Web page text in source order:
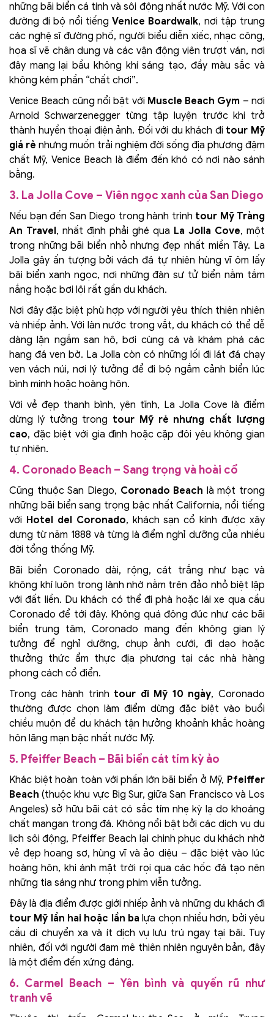
những bãi biển cá tính và sôi động nhất nước Mỹ. Với con
đường đi bộ nổi tiếngVenice Boardwalk, nơi tập trung
các nghệ sĩ đường phố, người biểu diễn xiếc, nhạc công,
họa sĩ vẽ chân dung và các vận động viên trượt ván, nơi
đây mang lại bầu không khí sáng tạo, đầy màu sắc và
không kém phần “chất chơi”.
Venice Beach cũng nổi bật với Muscle Beach Gym – nơi
Arnold Schwarzenegger từng tập luyện trước khi trở
thành huyền thoại điện ảnh. Đối với du khách đi tour Mỹ
giá rẻ nhưng muốn trải nghiệm đời sống địa phương đậm
chất Mỹ, Venice Beach là điểm đến khó có nơi nào sánh
bằng.
3. La Jolla Cove – Viên ngọc xanh của San Diego
Nếu bạn đến San Diego trong hành trình tour Mỹ Tràng
An Travel, nhất định phải ghé qua La Jolla Cove, một
trong những bãi biển nhỏ nhưng đẹp nhất miền Tây. La
Jolla gây ấn tượng bởi vách đá tự nhiên hùng vĩ ôm lấy
bãi biển xanh ngọc, nơi những đàn sư tử biển nằm tắm
nắng hoặc bơi lội rất gần du khách.
Nơi đây đặc biệt phù hợp với người yêu thích thiên nhiên
và nhiếp ảnh. Với làn nước trong vắt, du khách có thể dễ
dàng lặn ngắm san hô, bơi cùng cá và khám phá các
hang đá ven bờ. La Jolla còn có những lối đi lát đá chạy
ven vách núi, nơi lý tưởng để đi bộ ngắm cảnh biển lúc
bình minh hoặc hoàng hôn.
Với vẻ đẹp thanh bình, yên tĩnh, La Jolla Cove là điểm
dừng lý tưởng trong tour Mỹ rẻ nhưng chất lượng
cao, đặc biệt với gia đình hoặc cặp đôi yêu không gian
tự nhiên.
4. Coronado Beach – Sang trọng và hoài cổ
Cũng thuộc San Diego, Coronado Beach là một trong
những bãi biển sang trọng bậc nhất California, nổi tiếng
với Hotel del Coronado, khách sạn cổ kính được xây
dựng từ năm 1888 và từng là điểm nghỉ dưỡng của nhiều
đời tổng thống Mỹ.
Bãi biển Coronado dài, rộng, cát trắng như bạc và
không khí luôn trong lành nhờ nằm trên đảo nhỏ biệt lập
với đất liền. Du khách có thể đi phà hoặc lái xe qua cầu
Coronado để tới đây. Không quá đông đúc như các bãi
biển trung tâm, Coronado mang đến không gian lý
tưởng để nghỉ dưỡng, chụp ảnh cưới, đi dạo hoặc
thưởng thức ẩm thực địa phương tại các nhà hàng
phong cách cổ điển.
Trong các hành trình tour đi Mỹ 10 ngày, Coronado
thường được chọn làm điểm dừng đặc biệt vào buổi
chiều muộn để du khách tận hưởng khoảnh khắc hoàng
hôn lãng mạn bậc nhất nước Mỹ.
5. Pfeiffer Beach – Bãi biển cát tím kỳ ảo
Khác biệt hoàn toàn với phần lớn bãi biển ở Mỹ, Pfeiffer
Beach (thuộc khu vực Big Sur, giữa San Francisco và Los
Angeles) sở hữu bãi cát có sắc tím nhẹ kỳ lạ do khoáng
chất mangan trong đá. Không nổi bật bởi các dịch vụ du
lịch sôi động, Pfeiffer Beach lại chinh phục du khách nhờ
vẻ đẹp hoang sơ, hùng vĩ và ảo diệu – đặc biệt vào lúc
hoàng hôn, khi ánh mặt trời rọi qua các hốc đá tạo nên
những tia sáng như trong phim viễn tưởng.
Đây là địa điểm được giới nhiếp ảnh và những du khách đi
tour Mỹ lần hai hoặc lần ba lựa chọn nhiều hơn, bởi yêu
cầu di chuyển xa và ít dịch vụ lưu trú ngay tại bãi. Tuy
nhiên, đối với người đam mê thiên nhiên nguyên bản, đây
là một điểm đến xứng đáng.
6. Carmel Beach – Yên bình và quyến rũ như
tranh vẽ